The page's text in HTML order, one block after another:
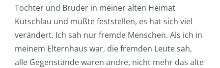
Tochter und Bruder in meiner alten Heimat
Kutschlau und mußte feststellen, es hat sich viel
verändert. Ich sah nur fremde Menschen. Als ich in
meinem Elternhaus war, die fremden Leute sah,
alle Gegenstände waren andre, nicht mehr das alte